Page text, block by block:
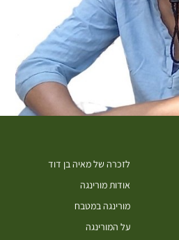
לזכרה של מאיה בן דוד
אודות מורינגה
מורינגה במטבח
על המורינגה